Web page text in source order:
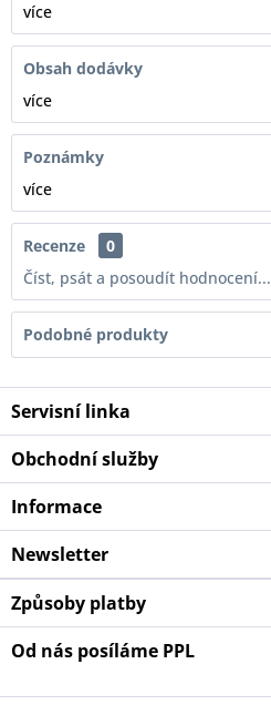
více
Obsah dodávky
více
Poznámky
více
Recenze
0
Číst, psát a posoudít hodnocení...
Podobné produkty
Servisní linka
Obchodní služby
Informace
Newsletter
Způsoby platby
Od nás posíláme PPL